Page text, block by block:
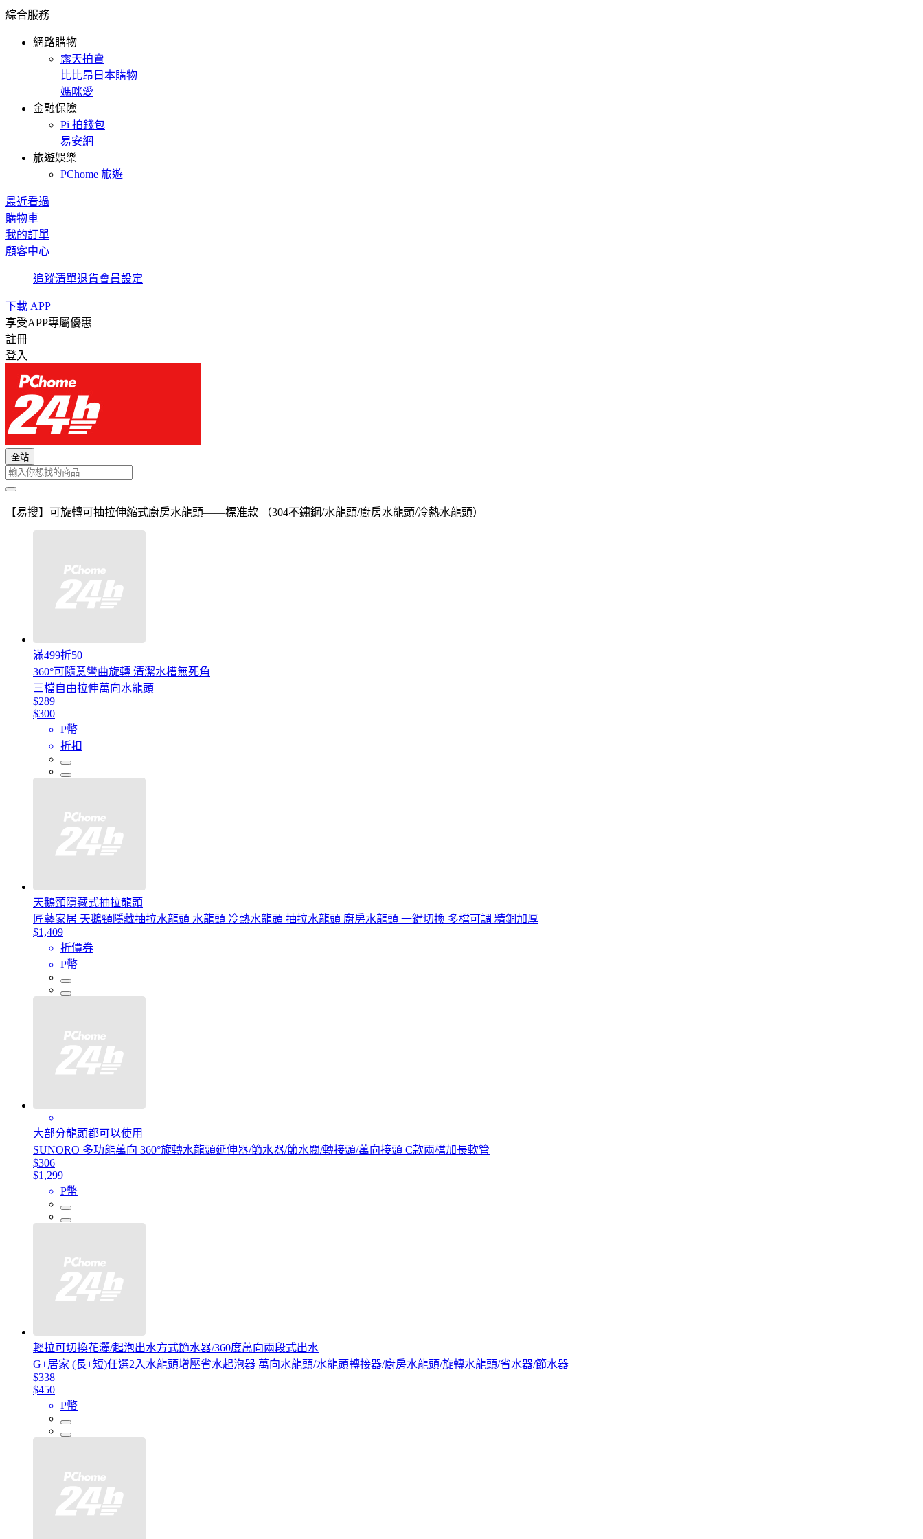
綜合服務
網路購物
露天拍賣
比比昂日本購物
媽咪愛
金融保險
Pi 拍錢包
易安網
旅遊娛樂
PChome 旅遊
最近看過
購物車
我的訂單
顧客中心
追蹤清單退貨會員設定
下載 APP
享受APP專屬優惠
註冊
登入
全站
【易搜】可旋轉可抽拉伸縮式廚房水龍頭——標准款 （304不鏽鋼/水龍頭/廚房水龍頭/冷熱水龍頭）
滿499折50
360°可隨意彎曲旋轉 清潔水槽無死角
三檔自由拉伸萬向水龍頭
$289
$300
P幣
折扣
天鵝頸隱藏式抽拉龍頭
匠藝家居 天鵝頸隱藏抽拉水龍頭 水龍頭 冷熱水龍頭 抽拉水龍頭 廚房水龍頭 一鍵切換 多檔可調 精銅加厚
$1,409
折價券
P幣
大部分龍頭都可以使用
SUNORO 多功能萬向 360°旋轉水龍頭延伸器/節水器/節水閥/轉接頭/萬向接頭 C款兩檔加長軟管
$306
$1,299
P幣
輕拉可切換花灑/起泡出水方式節水器/360度萬向兩段式出水
G+居家 (長+短)任選2入水龍頭增壓省水起泡器 萬向水龍頭/水龍頭轉接器/廚房水龍頭/旋轉水龍頭/省水器/節水器
$338
$450
P幣